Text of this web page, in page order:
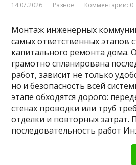
14.07.2026 Разное Комментарии: 0
Монтаж инженерных
самых ответственных этапов
капитального ремонта дома.
грамотно спланирована
работ, зависит не только
но и безопасность всей
этапе обходятся дорого:
стенах проводки или труб
отделки и повторных затрат.
последовательность работ